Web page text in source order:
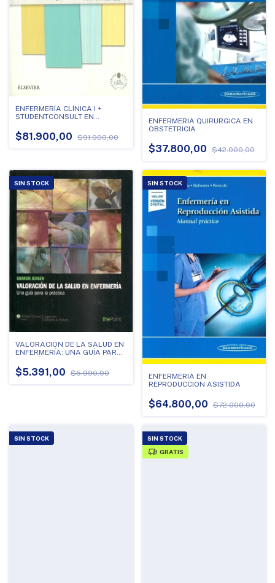
ENFERMERÍA CLÍNICA I +
STUDENTCONSULT EN
$81.900,00 $91.000,00
ENFERMERIA QUIRURGICA EN
OBSTETRICIA
$37.800,00 $42.000,00
SIN STOCK
VALORACIÓN DE LA SALUD EN
ENFERMERÍA: UNA GUÍA PARA
EDITION) -
$5.391,00 $5.990,00
SIN STOCK
ENFERMERIA EN
REPRODUCCION ASISTIDA
$64.800,00 $72.000,00
SIN STOCK
SIN STOCK
GRATIS